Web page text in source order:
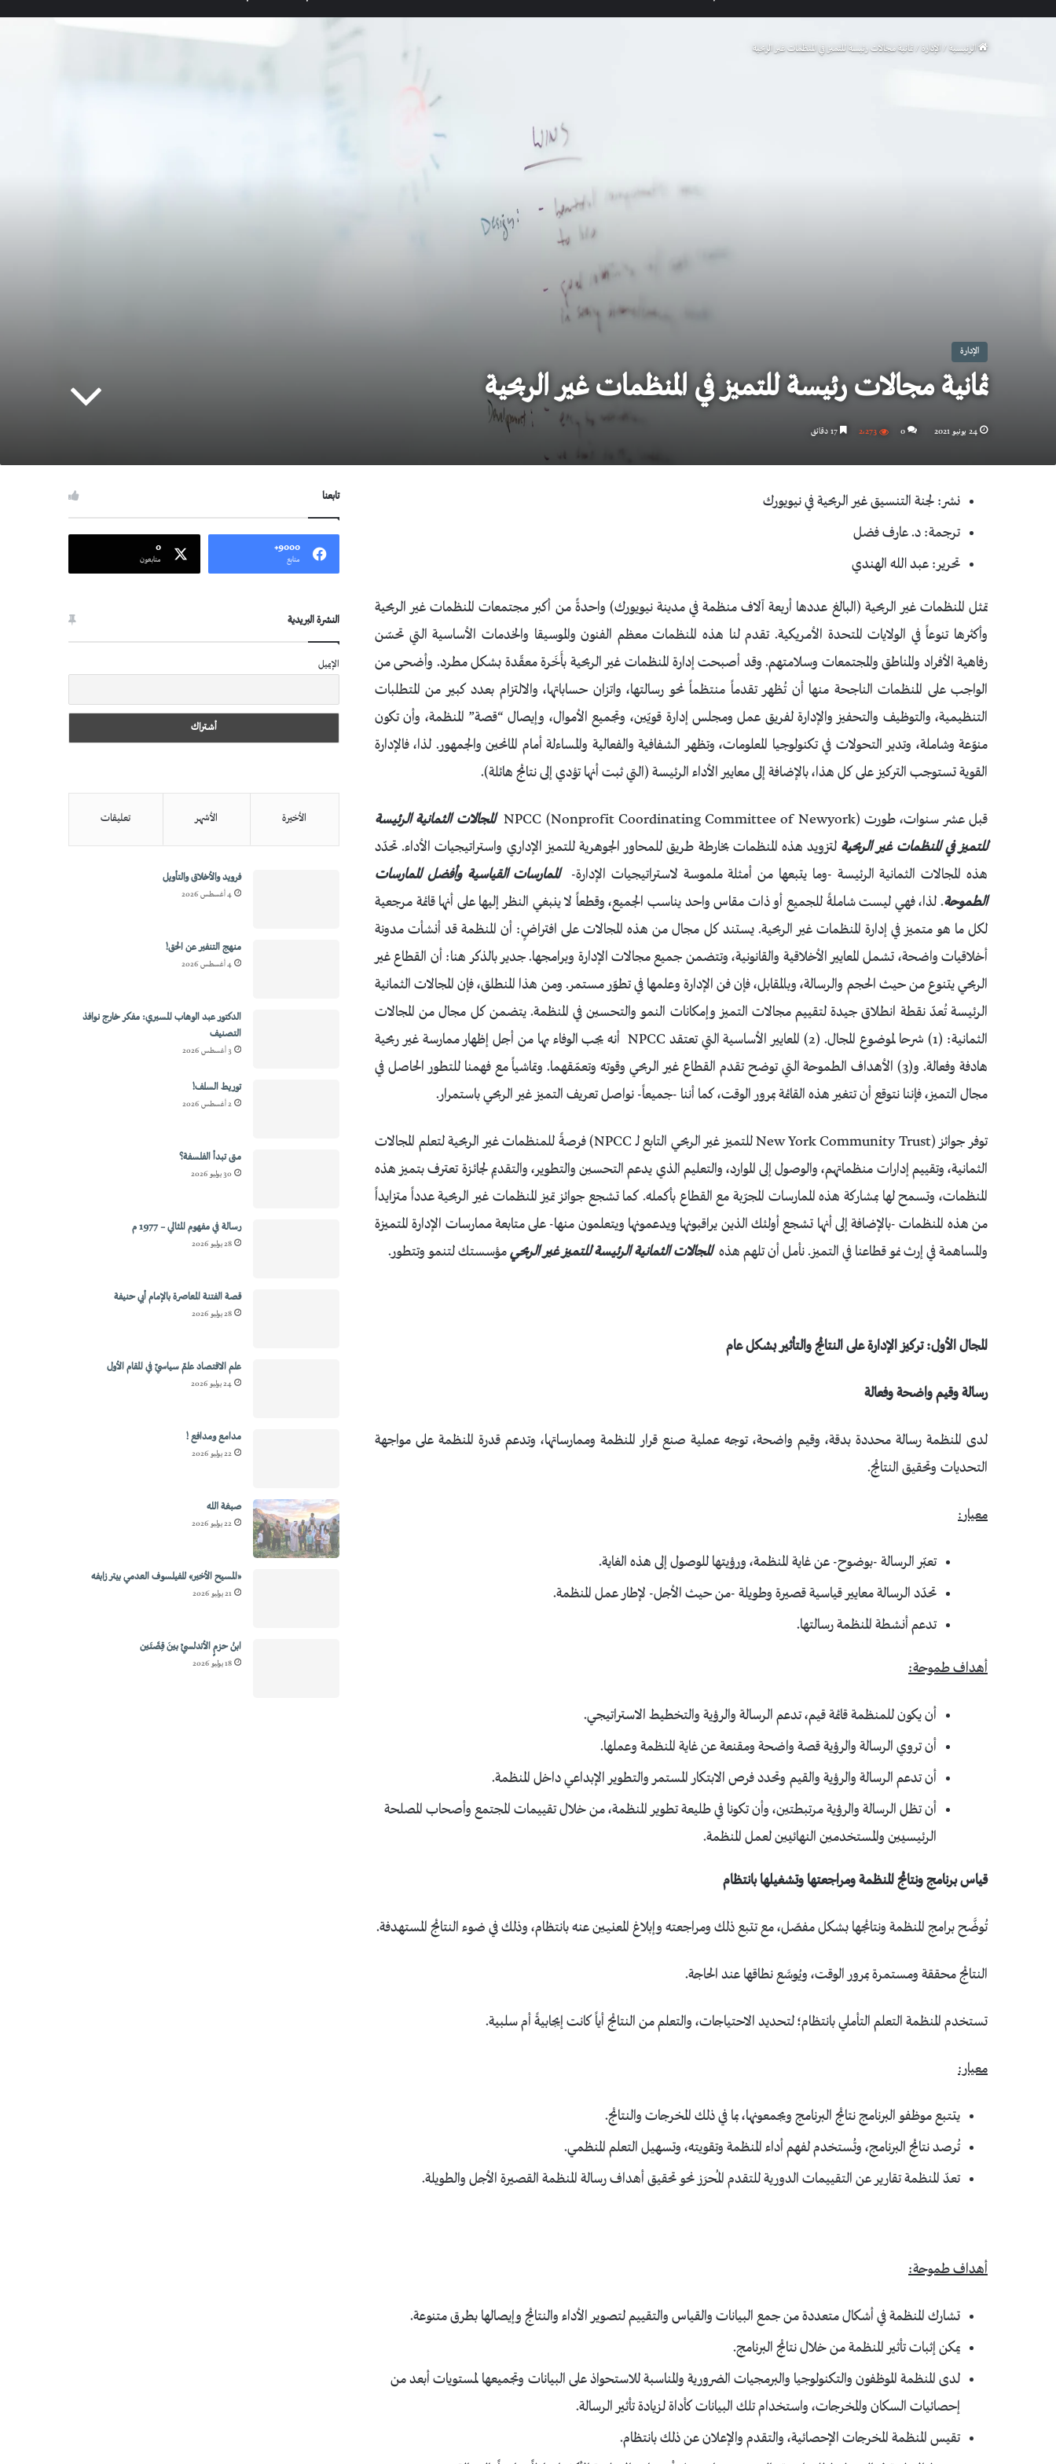
الرئيسية / الإدارة / ثمانية مجالات رئيسة للتميز في المنظمات غير الربحية
الإدارة
ثمانية مجالات رئيسة للتميز في المنظمات غير الربحية
24 يونيو 2021 0 2٬273
نشر: لجنة التنسيق غير الربحية في نيويورك
ترجمة: د. عارف فضل
تحرير: عبد الله الهندي
تمثل المنظمات غير الربحية (البالغ عددها أربعة آلاف منظمة في مدينة نيويورك) واحدةً من أكبر مجتمعات المنظمات غير الربحية
وأكثرها تنوعاً في الولايات المتحدة الأمريكية. تقدم لنا هذه المنظمات معظم الفنون والموسيقا والخدمات الأساسية التي تحسّن
رفاهية الأفراد والمناطق والمجتمعات وسلامتهم. وقد أصبحت إدارة المنظمات غير الربحية بأَخَرة معقّدة بشكل مطرد. وأضحى من
الواجب على المنظمات الناجحة منها أن تُظهر تقدماً منتظماً نحو رسالتها، واتزان حساباتها، والالتزام بعدد كبير من المتطلبات
التنظيمية، والتوظيف والتحفيز والإدارة لفريق عمل ومجلس إدارة قويّين، وتجميع الأموال، وإيصال “قصة” المنظمة، وأن تكون
منوّعة وشاملة، وتدير التحولات في تكنولوجيا المعلومات، وتظهر الشفافية والفعالية والمساءلة أمام المانحين والجمهور. لذا، فالإدارة
القوية تستوجب التركيز على كل هذا، بالإضافة إلى معايير الأداء الرئيسة (التي ثبت أنها تؤدي إلى نتائج هائلة).
قبل عشر سنوات، طورت NPCC (Nonprofit Coordinating Committee of Newyork)
المجالات الثمانية الرئيسة
للتميز في المنظمات غير الربحية لتزويد هذه المنظمات بخارطة طريق للمحاور الجوهرية للتميز الإداري واستراتيجيات الأداء. تحدّد
هذه المجالات الثمانية الرئيسة -وما يتبعها من أمثلة ملموسة لاستراتيجيات الإدارة-الممارسات القياسية وأفضل الممارسات
الطموحة. لذا، فهي ليست شاملةً للجميع أو ذات مقاس واحد يناسب الجميع، وقطعاً لا ينبغي النظر إليها على أنها قائمة مرجعية
لكل ما هو متميز في إدارة المنظمات غير الربحية. يستند كل مجال من هذه المجالات على افتراضٍ: أن المنظمة قد أنشأت مدونة
أخلاقيات واضحة، تشمل المعايير الأخلاقية والقانونية، وتتضمن جميع مجالات الإدارة وبرامجها. جدير بالذكر هنا: أن القطاع غير
الربحي يتنوع من حيث الحجم والرسالة، وبالمقابل، فإن فن الإدارة وعلمها في تطوّر مستمر. ومن هذا المنطلق، فإن المجالات الثمانية
الرئيسة تُعدّ نقطة انطلاق جيدة لتقييم مجالات التميز وإمكانات النمو والتحسين في المنظمة. يتضمن كل مجال من المجالات
الثمانية: (1) شرحا لموضوع المجال. (2) المعايير الأساسية التي تعتقد NPCC أنه يجب الوفاء بها من أجل إظهار ممارسة غير ربحية
هادفة وفعالة. و(3) الأهداف الطموحة التي توضح تقدم القطاع غير الربحي وقوته وتعمّقهما. وتماشياً مع فهمنا للتطور الحاصل في
مجال التميز، فإننا نتوقع أن تتغير هذه القائمة بمرور الوقت، كما أننا -جميعاً- نواصل تعريف التميز غير الربحي باستمرار.
توفر جوائز (New York Community Trust للتميز غير الربحي التابع لـ NPCC) فرصةً للمنظمات غير الربحية لتعلم المجالات
الثمانية، وتقييم إدارات منظماتهم، والوصول إلى الموارد، والتعليم الذي يدعم التحسين والتطوير، والتقديم لجائزة تعترف بتميز هذه
المنظمات، وتسمح لها بمشاركة هذه الممارسات المجرّبة مع القطاع بأكمله. كما تشجع جوائز تميز المنظمات غير الربحية عدداً متزايداً
من هذه المنظمات -بالإضافة إلى أنها تشجع أولئك الذين يراقبونها ويدعمونها ويتعلمون منها- على متابعة ممارسات الإدارة المتميزة
والمساهمة في إرث نمو قطاعنا في التميز. نأمل أن تلهم هذهالمجالات الثمانية الرئيسة للتميز غير الربحيمؤسستك لتنمو وتتطور.
المجال الأول: تركيز الإدارة على النتائج والتأثير بشكل عام
رسالة وقيم واضحة وفعالة
لدى المنظمة رسالة محددة بدقة، وقيم واضحة، توجه عملية صنع قرار المنظمة وممارساتها، وتدعم قدرة المنظمة على مواجهة
التحديات وتحقيق النتائج.
معيار:
تعبّر الرسالة -بوضوح- عن غاية المنظمة، ورؤيتها للوصول إلى هذه الغاية.
تحدّد الرسالة معايير قياسية قصيرة وطويلة -من حيث الأجل- لإطار عمل المنظمة.
تدعم أنشطة المنظمة رسالتها.
أهداف طموحة:
أن يكون للمنظمة قائمة قيم، تدعم الرسالة والرؤية والتخطيط الاستراتيجي.
أن تروي الرسالة والرؤية قصة واضحة ومقنعة عن غاية المنظمة وعملها.
أن تدعم الرسالة والرؤية والقيم وتحدد فرص الابتكار المستمر والتطوير الإبداعي داخل المنظمة.
أن تظل الرسالة والرؤية مرتبطتين، وأن تكونا في طليعة تطوير المنظمة، من خلال تقييمات المجتمع وأصحاب المصلحة
الرئيسيين والمستخدمين النهائيين لعمل المنظمة.
قياس برنامج ونتائج المنظمة ومراجعتها وتشغيلها بانتظام
تُوضَّح برامج المنظمة ونتائجها بشكل مفصّل، مع تتبع ذلك ومراجعته وإبلاغ المعنيين عنه بانتظام، وذلك في ضوء النتائج المستهدفة.
النتائج محققة ومستمرة بمرور الوقت، ويُوسَّع نطاقها عند الحاجة.
تستخدم المنظمة التعلم التأملي بانتظام؛ لتحديد الاحتياجات، والتعلم من النتائج أياً كانت إيجابيةً أم سلبية.
معيار:
يتتبع موظفو البرنامج نتائج البرنامج ويجمعونها، بما في ذلك المخرجات والنتائج.
تُرصد نتائج البرنامج، وتُستخدم لفهم أداء المنظمة وتقويته، وتسهيل التعلم المنظمي.
تعدّ المنظمة تقارير عن التقييمات الدورية للتقدم المُحرَز نحو تحقيق أهداف رسالة المنظمة القصيرة الأجل والطويلة.
أهداف طموحة:
تشارك المنظمة في أشكال متعددة من جمع البيانات والقياس والتقييم لتصوير الأداء والنتائج وإيصالها بطرق متنوعة.
يمكن إثبات تأثير المنظمة من خلال نتائج البرنامج.
لدى المنظمة الموظفون والتكنولوجيا والبرمجيات الضرورية والمناسبة للاستحواذ على البيانات وتجميعها لمستويات أبعد من
إحصائيات السكان والمخرجات، واستخدام تلك البيانات كأداة لزيادة تأثير الرسالة.
تقيس المنظمة المخرجات الإحصائية، والتقدم والإعلان عن ذلك بانتظام.
تابعنا
9000+
متابع
0
متابعون
النشرة البريدية
الإيميل
الأخيرة الأشهر تعليقات
فرويد والأخلاق والتأويل
4 أغسطس 2026
منهج التنفير عن الحق!
4 أغسطس 2026
الدكتور عبد الوهاب المسيري: مفكر خارج نوافذ
التصنيف
3 أغسطس 2026
توريط السلف!
2 أغسطس 2026
متى تبدأ الفلسفة؟
30 يوليو 2026
رسالة في مفهوم المثالي – 1977 م
28 يوليو 2026
قصة الفتنة المعاصرة بالإمام أبي حنيفة
28 يوليو 2026
علم الاقتصاد علمٌ سياسيٌ في المقام الأول
24 يوليو 2026
مدامع ومدافع !
22 يوليو 2026
صبغة الله
22 يوليو 2026
«المسيح الأخير» للفيلسوف العدمي بيتر زابفه
21 يوليو 2026
ابنُ حزمٍ الأندلسيِّ بينَ قِصَّتَين
18 يوليو 2026